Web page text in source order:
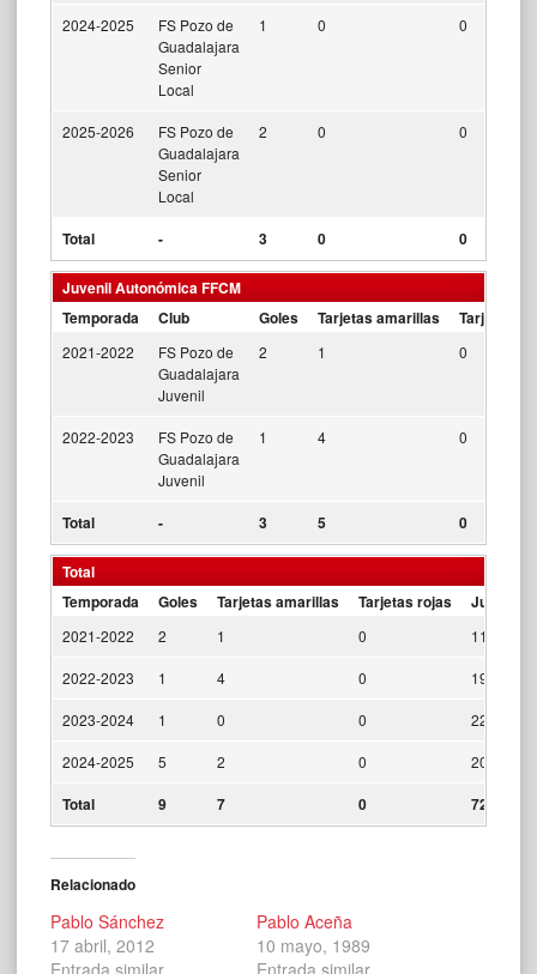
2024-2025
FS Pozo de
Guadalajara
Senior
Local
1 0 0
2025-2026
FS Pozo de
Guadalajara
Senior
Local
2 0 0
Total - 3 0 0
Juvenil Autonómica FFCM
Temporada
Club Goles Tarjetas amarillas Tarjetas
2021-2022
FS Pozo de
Guadalajara
Juvenil
2 1 0
2022-2023
FS Pozo de
Guadalajara
Juvenil
1 4 0
Total - 3 5 0
Total
Temporada
Goles Tarjetas amarillas Tarjetas rojas Jugados
2021-2022 2 1 0 11
2022-2023 1 4 0 19
2023-2024 1 0 0 22
2024-2025 5 2 0 20
Total 9 7 0 72
Relacionado
Pablo Sánchez
17 abril, 2012
Entrada similar
Pablo Aceña
10 mayo, 1989
Entrada similar